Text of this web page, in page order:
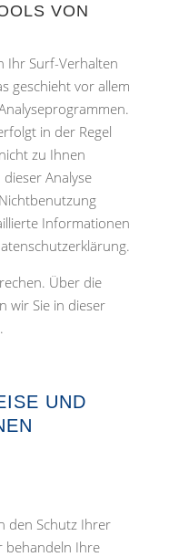
VON
Ihr Surf-Verhalten
geschieht vor allem
in der Regel
zu Ihnen
Analyse
Informationen
Über die
wir Sie in dieser
UND
den Schutz Ihrer
behandeln Ihre